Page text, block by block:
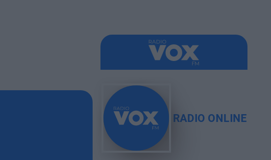
RADIO ONLINE